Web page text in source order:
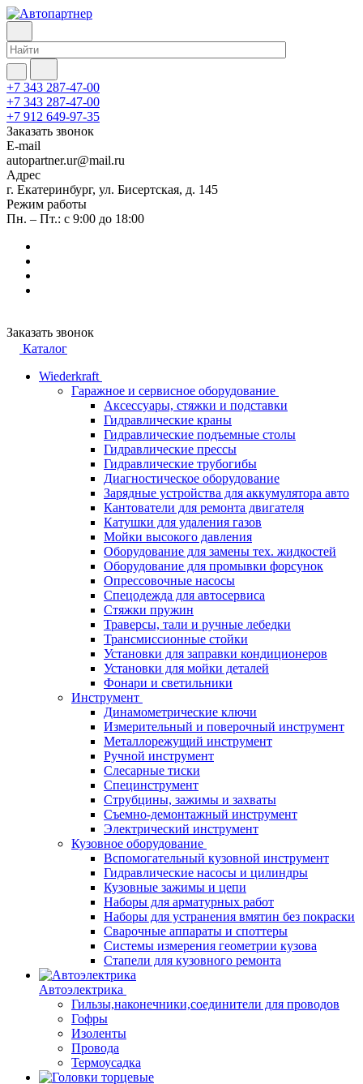
+7 343 287-47-00
+7 343 287-47-00
+7 912 649-97-35
Заказать звонок
E-mail
autopartner.ur@mail.ru
Адрес
г. Екатеринбург, ул. Бисертская, д. 145
Режим работы
Пн. – Пт.: с 9:00 до 18:00
Заказать звонок
Каталог
Wiederkraft
Гаражное и сервисное оборудование
Аксессуары, стяжки и подставки
Гидравлические краны
Гидравлические подъемные столы
Гидравлические прессы
Гидравлические трубогибы
Диагностическое оборудование
Зарядные устройства для аккумулятора авто
Кантователи для ремонта двигателя
Катушки для удаления газов
Мойки высокого давления
Оборудование для замены тех. жидкостей
Оборудование для промывки форсунок
Опрессовочные насосы
Спецодежда для автосервиса
Стяжки пружин
Траверсы, тали и ручные лебедки
Трансмиссионные стойки
Установки для заправки кондиционеров
Установки для мойки деталей
Фонари и светильники
Инструмент
Динамометрические ключи
Измерительный и поверочный инструмент
Металлорежущий инструмент
Ручной инструмент
Слесарные тиски
Специнструмент
Струбцины, зажимы и захваты
Съемно-демонтажный инструмент
Электрический инструмент
Кузовное оборудование
Вспомогательный кузовной инструмент
Гидравлические насосы и цилиндры
Кузовные зажимы и цепи
Наборы для арматурных работ
Наборы для устранения вмятин без покраски
Сварочные аппараты и споттеры
Системы измерения геометрии кузова
Стапели для кузовного ремонта
Автоэлектрика
Гильзы,наконечники,соединители для проводов
Гофры
Изоленты
Провода
Термоусадка